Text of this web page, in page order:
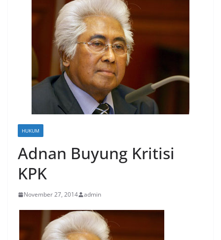
HUKUM
Adnan Buyung Kritisi
KPK
November 27, 2014 admin